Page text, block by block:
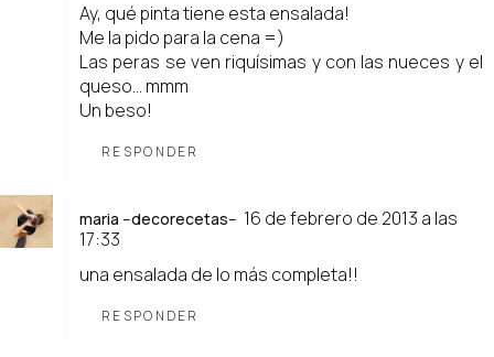
Ay, qué pinta tiene esta ensalada!
Me la pido para la cena =)
Las peras se ven riquísimas y con las nueces y el
queso... mmm
Un beso!
RESPONDER
maria --decorecetas-- 16 de febrero de 2013 a las
17:33
una ensalada de lo más completa!!
RESPONDER